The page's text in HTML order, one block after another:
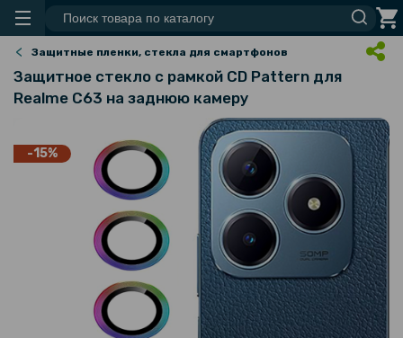
Защитные пленки, стекла для смартфонов
Защитное стекло с рамкой CD Pattern для
Realme C63​​ на заднюю камеру
-15%